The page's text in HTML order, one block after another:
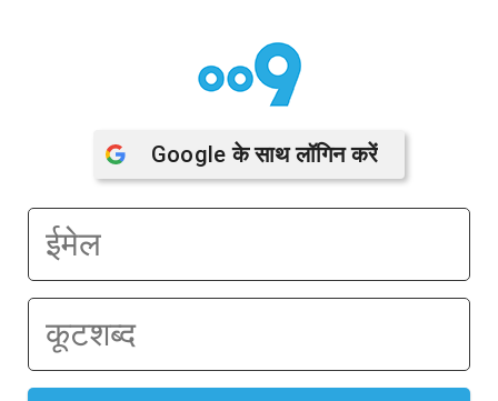
Google के साथ लॉगिन करें